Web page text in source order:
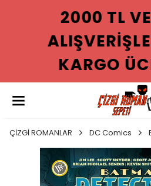
2000 TL
KARGO
ÇİZGİ ROMANLAR DC Comics